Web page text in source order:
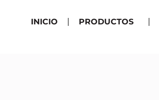
INICIO PRODUCTOS